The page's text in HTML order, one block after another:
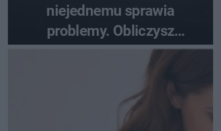
niejednemu sprawia
problemy. Obliczysz
poprawnie, ile to jest